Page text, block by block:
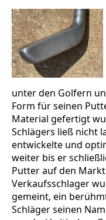
unter den Golfern
Form für seinen
Material gefertigt
Schlägers ließ nicht
entwickelte und
weiter bis er
Putter auf den
Verkaufsschlager
gemeint, ein
Schläger seinen